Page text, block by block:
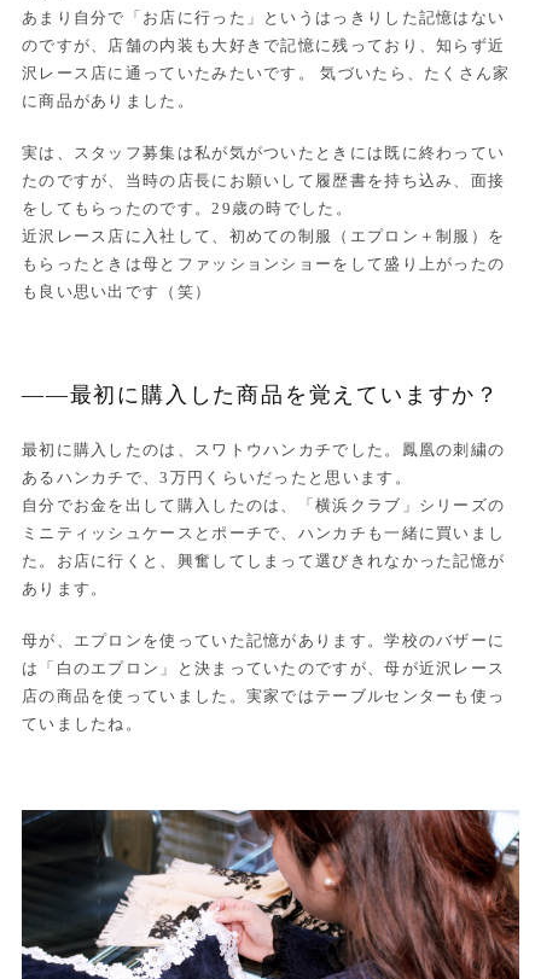
あまり自分で「お店に行った」というはっきりした記憶はない
のですが、店舗の内装も大好きで記憶に残っており、知らず近
沢レース店に通っていたみたいです。 気づいたら、たくさん家
に商品がありました。
実は、スタッフ募集は私が気がついたときには既に終わってい
たのですが、当時の店長にお願いして履歴書を持ち込み、面接
をしてもらったのです。29歳の時でした。
近沢レース店に入社して、初めての制服（エプロン＋制服）を
もらったときは母とファッションショーをして盛り上がったの
も良い思い出です（笑）
——最初に購入した商品を覚えていますか？
最初に購入したのは、スワトウハンカチでした。鳳凰の刺繍の
あるハンカチで、3万円くらいだったと思います。
自分でお金を出して購入したのは、「横浜クラブ」シリーズの
ミニティッシュケースとポーチで、ハンカチも一緒に買いまし
た。お店に行くと、興奮してしまって選びきれなかった記憶が
あります。
母が、エプロンを使っていた記憶があります。学校のバザーに
は「白のエプロン」と決まっていたのですが、母が近沢レース
店の商品を使っていました。実家ではテーブルセンターも使っ
ていましたね。